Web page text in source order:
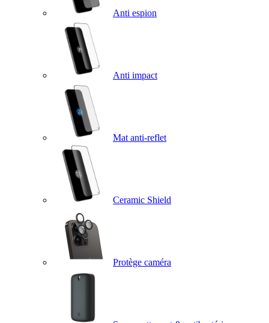
Anti espion
Anti impact
Mat anti-reflet
Ceramic Shield
Protège caméra